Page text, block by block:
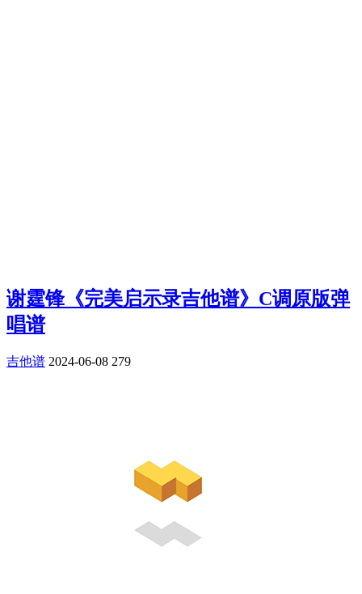
谢霆锋《完美启示录吉他谱》C调原版弹
唱谱
吉他谱 2024-06-08 279